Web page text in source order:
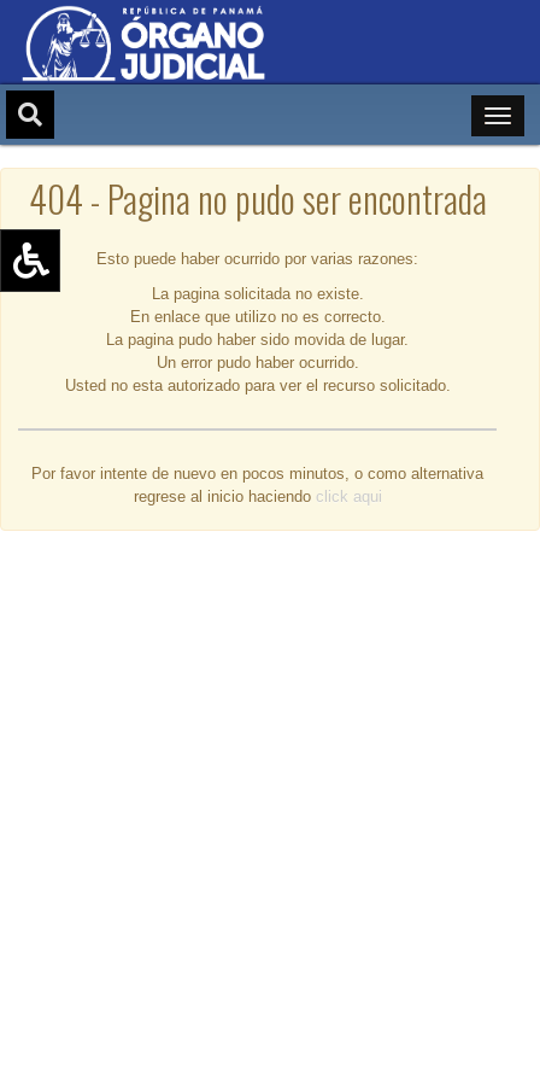
Aumentar texto (+)
Reducir texto (-)
Restablecer texto
Escala de grises
404 - Pagina no pudo ser encontrada
Esto puede haber ocurrido por varias razones:
La pagina solicitada no existe.
En enlace que utilizo no es correcto.
La pagina pudo haber sido movida de lugar.
Un error pudo haber ocurrido.
Usted no esta autorizado para ver el recurso solicitado.
Por favor intente de nuevo en pocos minutos, o como alternativa
regrese al inicio haciendo click aqui